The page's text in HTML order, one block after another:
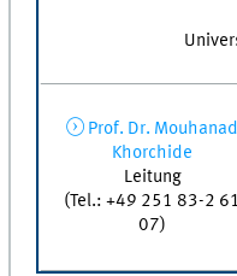
Prof. Dr. Mouhanad
Khorchide
Leitung
(Tel.: +49 251 83-2 61
07)